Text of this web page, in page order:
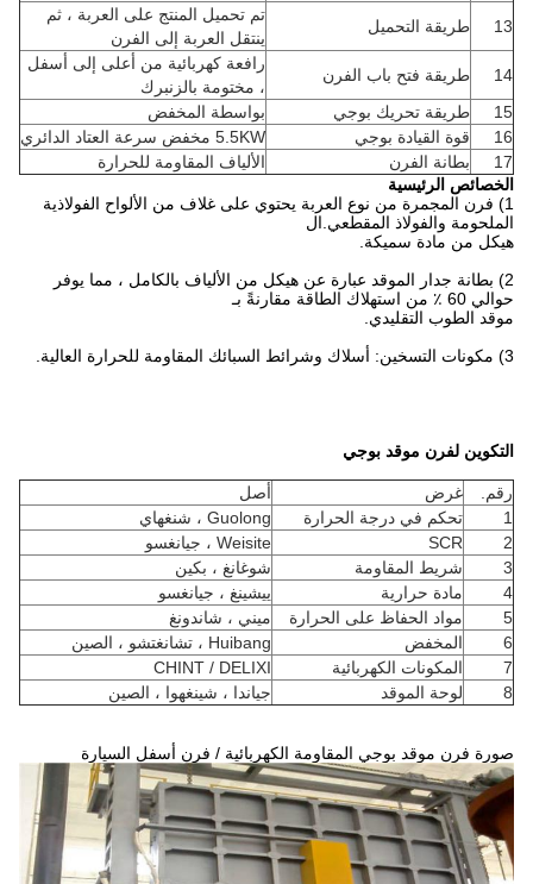
13
طريقة التحميل
تم تحميل المنتج على العربة ، ثم
ينتقل العربة إلى الفرن
14
طريقة فتح باب الفرن
رافعة كهربائية من أعلى إلى أسفل
، مختومة بالزنبرك
15
طريقة تحريك بوجي
بواسطة المخفض
16
قوة القيادة بوجي
5.5KW مخفض سرعة العتاد الدائري
17
بطانة الفرن
الألياف المقاومة للحرارة
الخصائص الرئيسية
1) فرن المجمرة من نوع العربة يحتوي على غلاف من الألواح الفولاذية
الملحومة والفولاذ المقطعي.ال
هيكل من مادة سميكة.
2) بطانة جدار الموقد عبارة عن هيكل من الألياف بالكامل ، مما يوفر
حوالي 60 ٪ من استهلاك الطاقة مقارنةً بـ
موقد الطوب التقليدي.
التكوين لفرن موقد بوجي
رقم. غرض
أصل
تحكم في درجة الحرارة
Guolong ، شنغهاي
SCR
Weisite ، جيانغسو
شريط المقاومة
شوغانغ ، بكين
4
مادة حرارية
ييشينغ ، جيانغسو
5
مواد الحفاظ على الحرارة
ميني ، شاندونغ
المخفض
Huibang ، تشانغتشو ، الصين
المكونات الكهربائية
CHINT / DELIXI
لوحة الموقد جياندا ، شينغهوا ، الصين
صورة فرن موقد بوجي المقاومة الكهربائية / فرن أسفل السيارة